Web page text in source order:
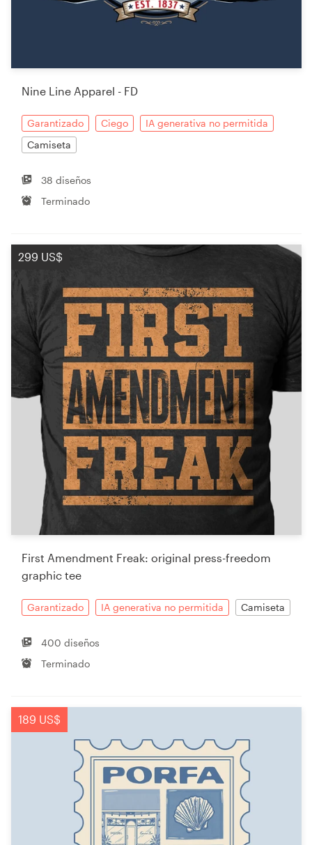
Nine Line Apparel - FD
Garantizado Ciego
IA generativa no permitida
Camiseta
38 diseños
Terminado
299 US$
First Amendment Freak: original press-freedom
graphic tee
Garantizado IA generativa no permitida Camiseta
400 diseños
Terminado
189 US$
Hágase diseñador
Blog